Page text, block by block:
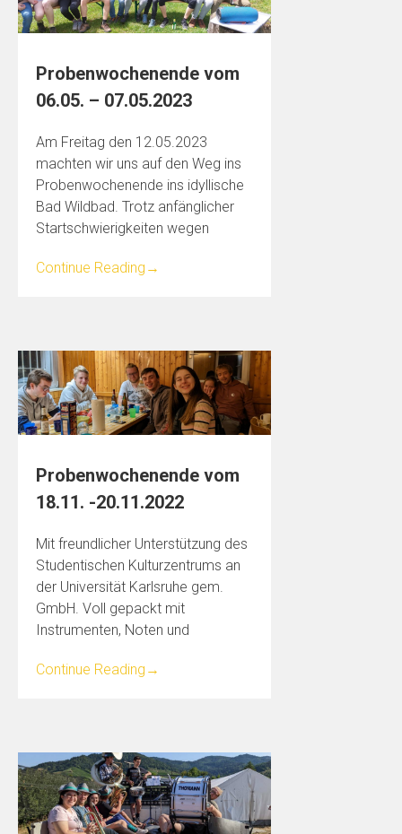
Probenwochenende vom
06.05. – 07.05.2023
Am Freitag den 12.05.2023
machten wir uns auf den Weg ins
Probenwochenende ins idyllische
Bad Wildbad. Trotz anfänglicher
Startschwierigkeiten wegen
Continue Reading →
Probenwochenende vom
18.11. -20.11.2022
Mit freundlicher Unterstützung des
Studentischen Kulturzentrums an
der Universität Karlsruhe gem.
GmbH. Voll gepackt mit
Instrumenten, Noten und
Continue Reading →